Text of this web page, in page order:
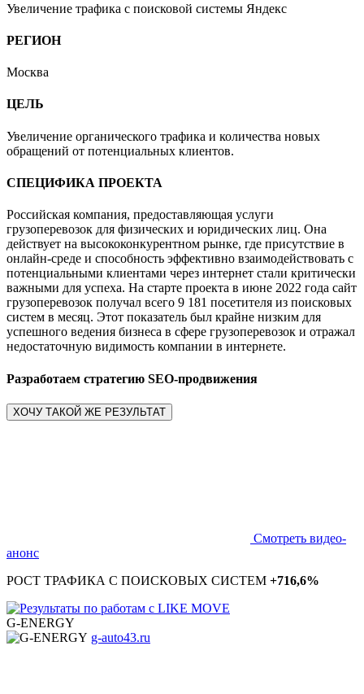
Увеличение трафика с поисковой системы Яндекс
РЕГИОН
Москва
ЦЕЛЬ
Увеличение органического трафика и количества новых
обращений от потенциальных клиентов.
СПЕЦИФИКА ПРОЕКТА
Российская компания, предоставляющая услуги
грузоперевозок для физических и юридических лиц. Она
действует на высококонкурентном рынке, где присутствие в
онлайн-среде и способность эффективно взаимодействовать с
потенциальными клиентами через интернет стали критически
важными для успеха. На старте проекта в июне 2022 года сайт
грузоперевозок получал всего 9 181 посетителя из поисковых
систем в месяц. Этот показатель был крайне низким для
успешного ведения бизнеса в сфере грузоперевозок и отражал
недостаточную видимость компании в интернете.
Разработаем стратегию SEO-продвижения
ХОЧУ ТАКОЙ ЖЕ РЕЗУЛЬТАТ
Смотреть видео-
анонс
РОСТ ТРАФИКА С ПОИСКОВЫХ СИСТЕМ +716,6%
G-ENERGY
g-auto43.ru